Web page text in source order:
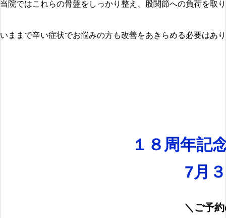
当院ではこれらの骨盤をしっかり整え、股関節への負荷を取
いままで辛い症状でお悩みの方も改善をあきらめる必要はあ
１８周年記
7月
＼ご予